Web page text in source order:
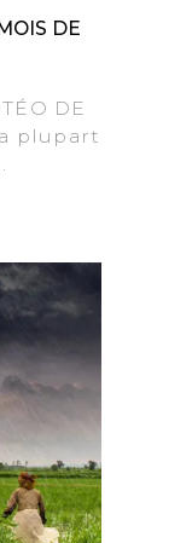
DE
DE
plupart